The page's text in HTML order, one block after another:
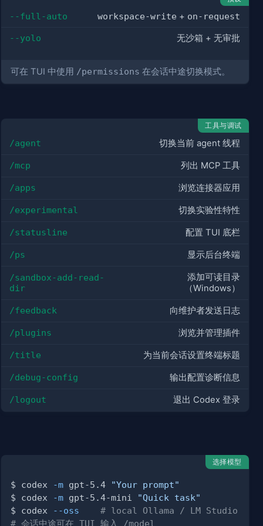
--full-auto workspace-write + on-request
--yolo 无沙箱 + 无审批
可在 TUI 中使用 /permissions 在会话中途切换模式。
工具与调试
/agent 切换当前 agent 线程
/mcp 列出 MCP 工具
/apps 浏览连接器应用
/experimental 切换实验性特性
/statusline 配置 TUI 底栏
/ps 显示后台终端
/sandbox-add-read-
dir
添加可读目录
（Windows）
/feedback 向维护者发送日志
/plugins 浏览并管理插件
/title 为当前会话设置终端标题
/debug-config 输出配置诊断信息
/logout 退出 Codex 登录
选择模型
$ codex -m gpt-5.4
"Your prompt"
$ codex
-m gpt-5.4-mini
"Quick task"
$ codex
--oss
# local Ollama / LM Studio
# 会话中途可在 TUI 输入 /model